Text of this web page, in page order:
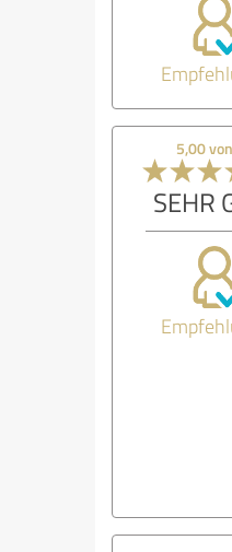
5,00
SEHR